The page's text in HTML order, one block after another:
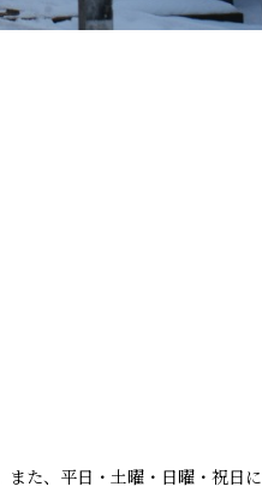
また、平日・土曜・日曜・祝日に